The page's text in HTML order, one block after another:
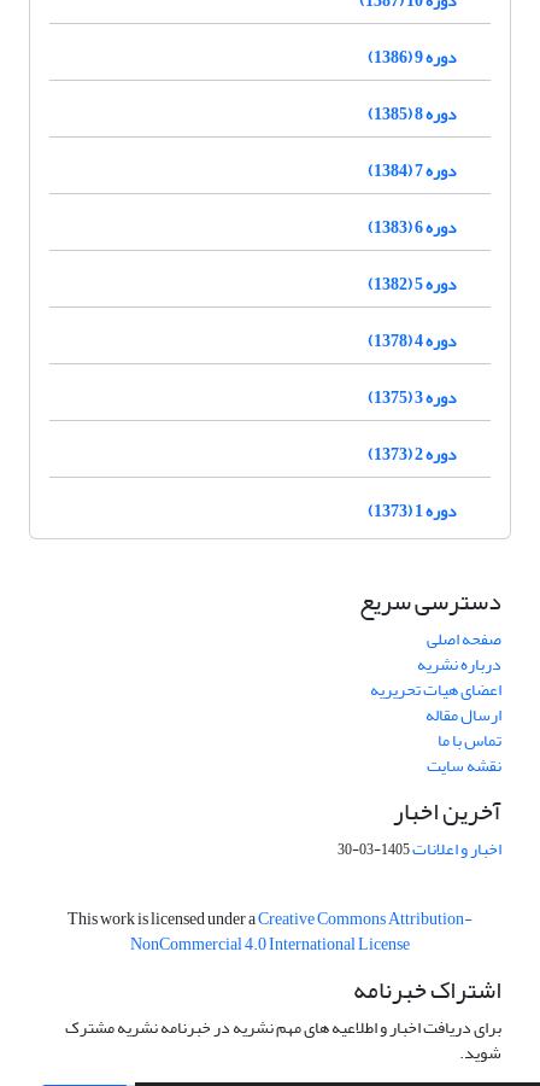
دوره 9 (1386)
دوره 8 (1385)
دوره 7 (1384)
دوره 6 (1383)
دوره 5 (1382)
دوره 4 (1378)
دوره 3 (1375)
دوره 2 (1373)
دوره 1 (1373)
دسترسی سریع
صفحه اصلی
درباره نشریه
اعضای هیات تحریریه
ارسال مقاله
تماس با ما
نقشه سایت
آخرین اخبار
اخبار و اعلانات1405-03-30
This work is licensed under aCreative Commons Attribution-
NonCommercial 4.0 International License
اشتراک خبرنامه
برای دریافت اخبار و اطلاعیه های مهم نشریه در خبرنامه نشریه مشترک
شوید.